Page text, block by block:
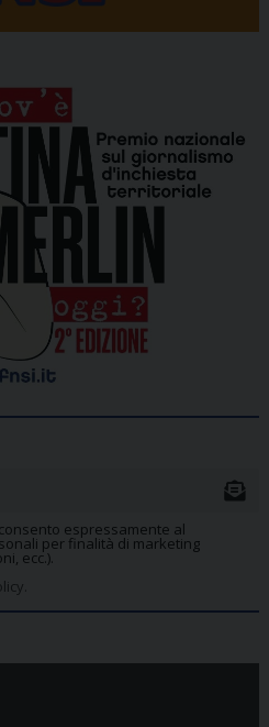
espressamente al
per finalità di marketing
ecc.).